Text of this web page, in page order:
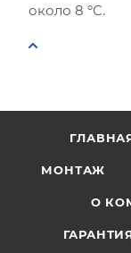
около 8 °С.
МОНТАЖ
О